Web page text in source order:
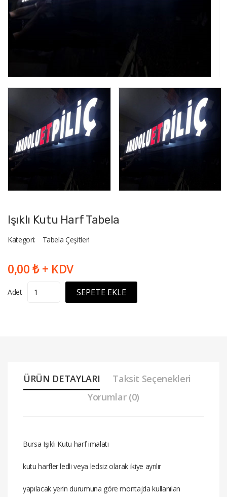
Işıklı Kutu Harf Tabela
Kategori: Tabela Çeşitleri
0,00 ₺ + KDV
Adet SEPETE EKLE
ÜRÜN DETAYLARI
Taksit Seçenekleri
Yorumlar (0)
Bursa Işıklı Kutu harf imalatı
kutu harfler ledli veya ledsiz olarak ikiye ayrılır
yapılacak yerin durumuna göre montajda kullanılan